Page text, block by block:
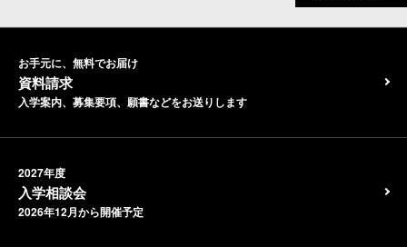
お手元に、無料でお届け
資料請求
入学案内、募集要項、願書などをお送りします
2027年度
入学相談会
2026年12月から開催予定